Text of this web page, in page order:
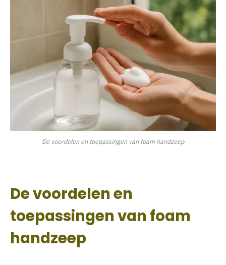
De voordelen en toepassingen van foam handzeep
De voordelen en
toepassingen van foam
handzeep